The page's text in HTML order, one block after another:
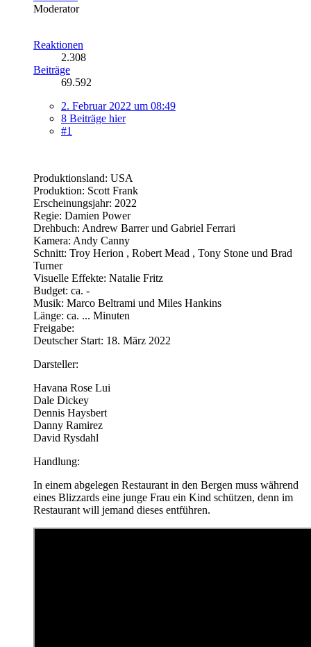
Moderator
Reaktionen
2.308
Beiträge
69.592
2. Februar 2022 um 08:49
8 Beiträge hier
#1
Produktionsland: USA
Produktion: Scott Frank
Erscheinungsjahr: 2022
Regie: Damien Power
Drehbuch: Andrew Barrer und Gabriel Ferrari
Kamera: Andy Canny
Schnitt: Troy Herion , Robert Mead , Tony Stone und Brad
Turner
Visuelle Effekte: Natalie Fritz
Budget: ca. -
Musik: Marco Beltrami und Miles Hankins
Länge: ca. ... Minuten
Freigabe:
Deutscher Start: 18. März 2022
Darsteller:
Havana Rose Lui
Dale Dickey
Dennis Haysbert
Danny Ramirez
David Rysdahl
Handlung:
In einem abgelegen Restaurant in den Bergen muss während
eines Blizzards eine junge Frau ein Kind schützen, denn im
Restaurant will jemand dieses entführen.